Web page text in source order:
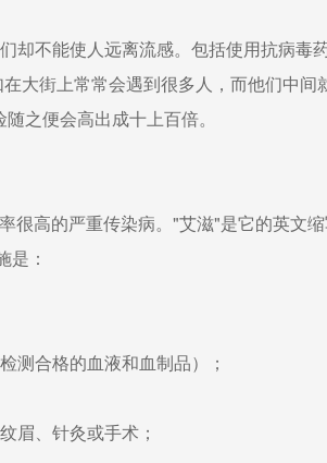
不能使人远离流感。包括使用抗病毒
街上常常会遇到很多人，而他们中
之便会高出成十上百倍。
高的严重传染病。"艾滋"是它的英文
是：
测合格的血液和血制品）；
眉、针灸或手术；